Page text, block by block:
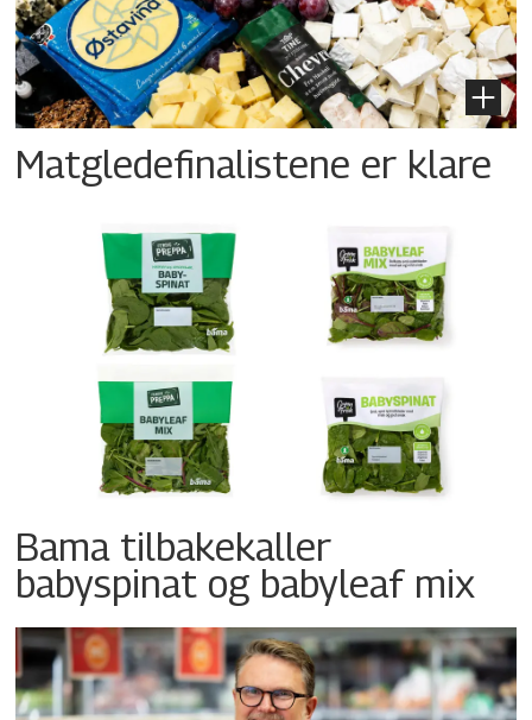
Matgledefinalistene er klare
Bama tilbakekaller
babyspinat og babyleaf mix